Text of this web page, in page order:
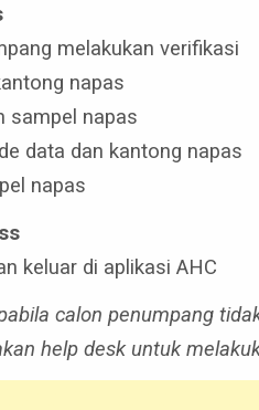
melakukan verifikasi
napas
sampel napas
data dan kantong napas
napas
keluar di aplikasi AHC
calon penumpang
help desk untuk